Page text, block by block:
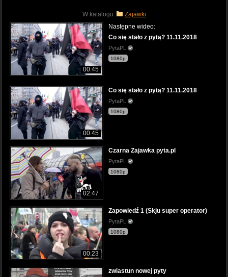
W katalogu: Zajawki
00:45
Następne wideo:
Co się stało z pytą? 11.11.2018
PytaPL
1080p
00:45
Co się stało z pytą? 11.11.2018
PytaPL
1080p
02:47
Czarna Zajawka pyta.pl
PytaPL
1080p
00:23
Zapowiedź 1 (Skju super operator)
PytaPL
1080p
zwiastun nowej pyty